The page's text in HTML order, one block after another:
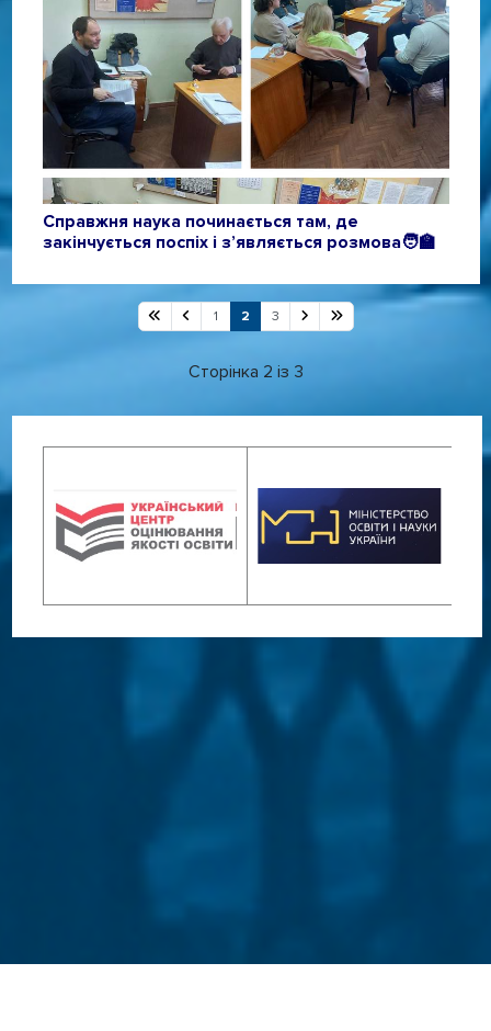
Справжня наука починається там, де
закінчується поспіх і з’являється розмова🧑‍🏫
1 2 3
Сторінка 2 із 3